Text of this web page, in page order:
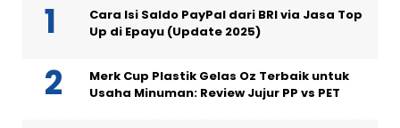
Cara Isi Saldo PayPal dari BRI via Jasa Top
Up di Epayu (Update 2025)
Merk Cup Plastik Gelas Oz Terbaik untuk
Usaha Minuman: Review Jujur PP vs PET